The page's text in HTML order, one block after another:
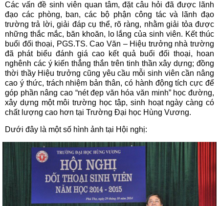
Các vấn đề sinh viên quan tâm, đặt câu hỏi đã được lãnh
đạo các phòng, ban, các bộ phận công tác và lãnh đạo
trường trả lời, giải đáp cụ thể, rõ ràng, nhằm giải tỏa được
những thắc mắc, băn khoăn, lo lắng của sinh viên. Kết thúc
buổi đối thoại, PGS.TS. Cao Văn – Hiệu trưởng nhà trường
đã phát biểu đánh giá cao kết quả buổi đối thoại, hoan
nghênh các ý kiến thẳng thắn trên tinh thần xây dựng; đồng
thời thầy Hiệu trưởng cũng yêu cầu mỗi sinh viên cần nâng
cao ý thức, trách nhiệm bản thân, có hành động tích cực để
góp phần nâng cao “nét đẹp văn hóa văn minh” học đường,
xây dựng một môi trường học tập, sinh hoạt ngày càng có
chất lượng cao hơn tại Trường Đại học Hùng Vương.
Dưới đây là một số hình ảnh tại Hội nghị: